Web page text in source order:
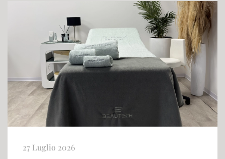
27 Luglio 2026